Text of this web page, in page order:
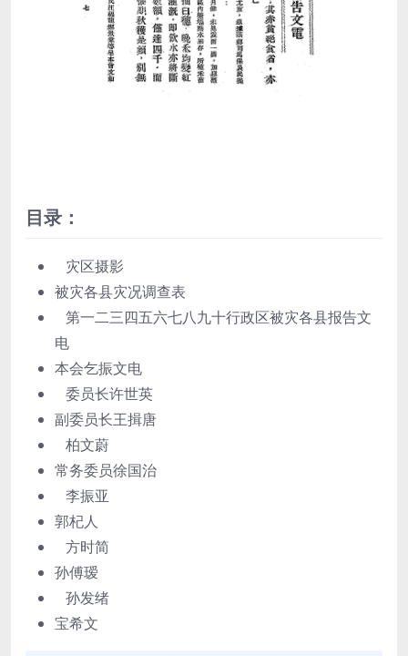
目录：
灾区摄影
被灾各县灾况调查表
第一二三四五六七八九十行政区被灾各县报告文
电
本会乞振文电
委员长许世英
副委员长王揖唐
柏文蔚
常务委员徐国治
李振亚
郭杞人
方时简
孙傅瑷
孙发绪
宝希文